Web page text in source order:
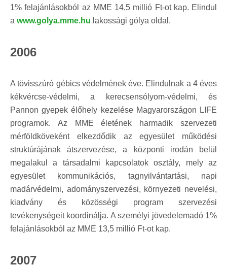
1% felajánlásokból az MME 14,5 millió Ft-ot kap. Elindul
a www.golya.mme.hu lakossági gólya oldal.
2006
A tövisszúró gébics védelmének éve. Elindulnak a 4 éves
kékvércse-védelmi, a kerecsensólyom-védelmi, és
Pannon gyepek élőhely kezelése Magyarországon LIFE
programok. Az MME életének harmadik szervezeti
mérföldköveként elkezdődik az egyesület működési
struktúrájának átszervezése, a központi irodán belül
megalakul a társadalmi kapcsolatok osztály, mely az
egyesület kommunikációs, tagnyilvántartási, napi
madárvédelmi, adományszervezési, környezeti nevelési,
kiadvány és közösségi program szervezési
tevékenységeit koordinálja. A személyi jövedelemadó 1%
felajánlásokból az MME 13,5 millió Ft-ot kap.
2007